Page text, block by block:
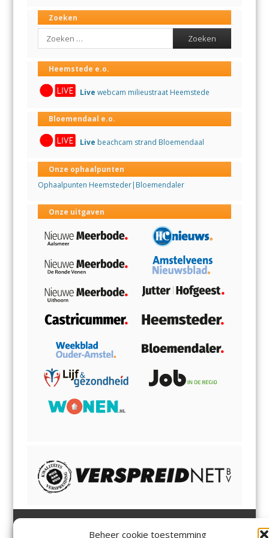
Beheer cookie toestemming
Zoeken
Search
Heemstede e.o.
Live webcam milieustraat Heemstede
Bloemendaal e.o.
Live beachcam strand Bloemendaal
Onze ophaalpunten
Ophaalpunten Heemsteder|Bloemendaler
Onze uitgaven